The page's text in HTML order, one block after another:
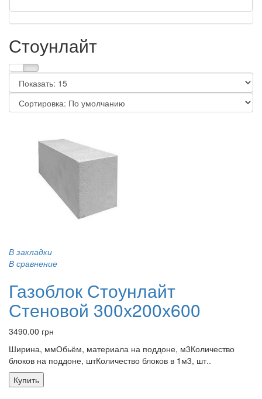
Стоунлайт
В закладки
В сравнение
Газоблок Стоунлайт
Стеновой 300х200х600
3490.00 грн
Ширина, ммОбьём, материала на поддоне, м3Количество
блоков на поддоне, штКоличество блоков в 1м3, шт..
Купить